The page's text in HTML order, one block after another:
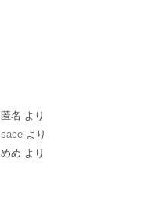
匿名 より
sace より
めめ より